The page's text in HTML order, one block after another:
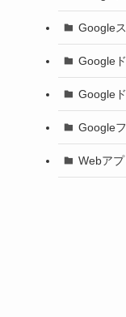
Google
Google
Google
Google
Webア